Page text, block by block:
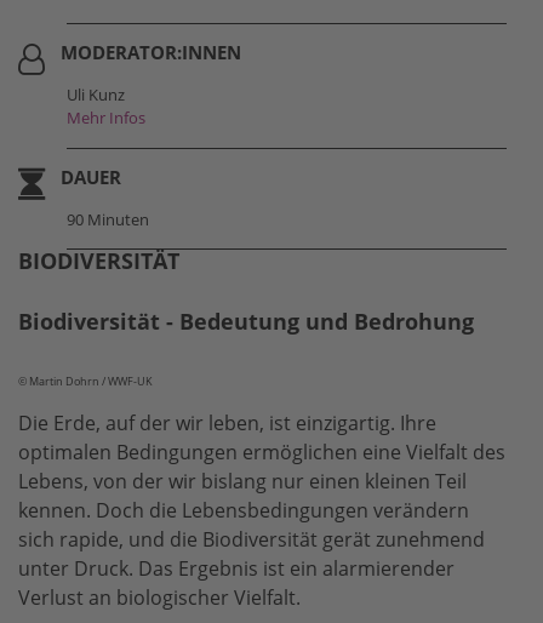
MODERATOR:INNEN
Uli Kunz
Mehr Infos
DAUER
90 Minuten
BIODIVERSITÄT
Biodiversität - Bedeutung und Bedrohung
© Martin Dohrn / WWF-UK
Die Erde, auf der wir leben, ist einzigartig. Ihre
optimalen Bedingungen ermöglichen eine Vielfalt des
Lebens, von der wir bislang nur einen kleinen Teil
kennen. Doch die Lebensbedingungen verändern
sich rapide, und die Biodiversität gerät zunehmend
unter Druck. Das Ergebnis ist ein alarmierender
Verlust an biologischer Vielfalt.